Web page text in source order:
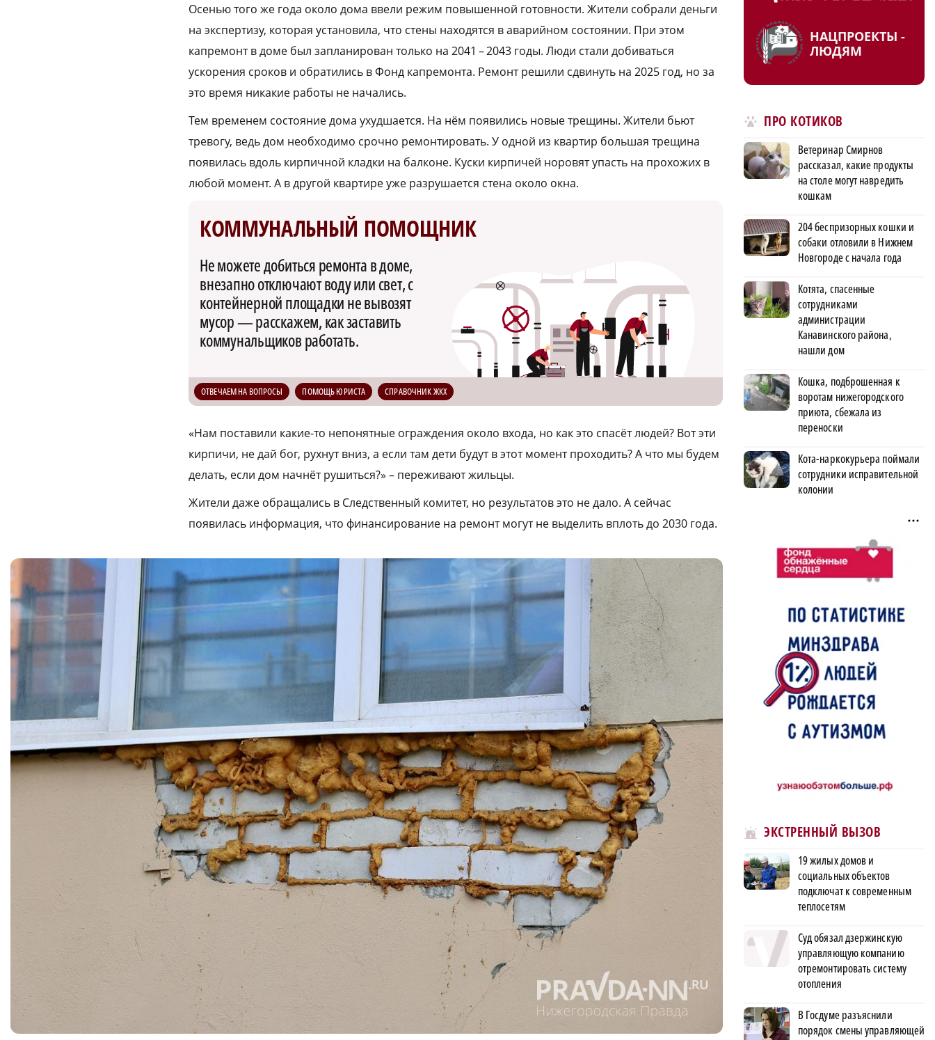
Осенью того же года около дома ввели режим повышенной готовности. Жители собрали деньги
на экспертизу, которая установила, что стены находятся в аварийном состоянии. При этом
капремонт в доме был запланирован только на 2041 – 2043 годы. Люди стали добиваться
ускорения сроков и обратились в Фонд капремонта. Ремонт решили сдвинуть на 2025 год, но за
это время никакие работы не начались.
Тем временем состояние дома ухудшается. На нём появились новые трещины. Жители бьют
тревогу, ведь дом необходимо срочно ремонтировать. У одной из квартир большая трещина
появилась вдоль кирпичной кладки на балконе. Куски кирпичей норовят упасть на прохожих в
любой момент. А в другой квартире уже разрушается стена около окна.
КОММУНАЛЬНЫЙ ПОМОЩНИК
Не можете добиться ремонта в доме,
внезапно отключают воду или свет, с
контейнерной площадки не вывозят
мусор — расскажем, как заставить
коммунальщиков работать.
ОТВЕЧАЕМ НА ВОПРОСЫ ПОМОЩЬ ЮРИСТА СПРАВОЧНИК ЖКХ
«Нам поставили какие-то непонятные ограждения около входа, но как это спасёт людей? Вот эти
кирпичи, не дай бог, рухнут вниз, а если там дети будут в этот момент проходить? А что мы будем
делать, если дом начнёт рушиться?» – переживают жильцы.
Жители даже обращались в Следственный комитет, но результатов это не дало. А сейчас
появилась информация, что финансирование на ремонт могут не выделить вплоть до 2030 года.
НАЦПРОЕКТЫ -
ЛЮДЯМ
ПРО КОТИКОВ
Ветеринар Смирнов
рассказал, какие продукты
на столе могут навредить
кошкам
204 беспризорных кошки и
собаки отловили в Нижнем
Новгороде с начала года
Котята, спасенные
сотрудниками
администрации
Канавинского района,
нашли дом
Кошка, подброшенная к
воротам нижегородского
приюта, сбежала из
переноски
Кота-наркокурьера поймали
сотрудники исправительной
колонии
ЭКСТРЕННЫЙ ВЫЗОВ
19 жилых домов и
социальных объектов
подключат к современным
теплосетям
Суд обязал дзержинскую
управляющую компанию
отремонтировать систему
отопления
В Госдуме разъяснили
порядок смены управляющей